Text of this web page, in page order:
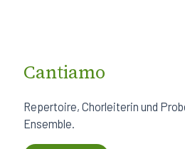
Cantiamo
Repertoire, Chorleiterin und
Ensemble.